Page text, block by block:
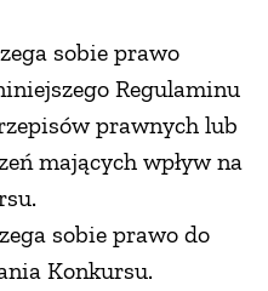
sobie prawo
Regulaminu
prawnych lub
mających wpływ na
sobie prawo do
Konkursu.